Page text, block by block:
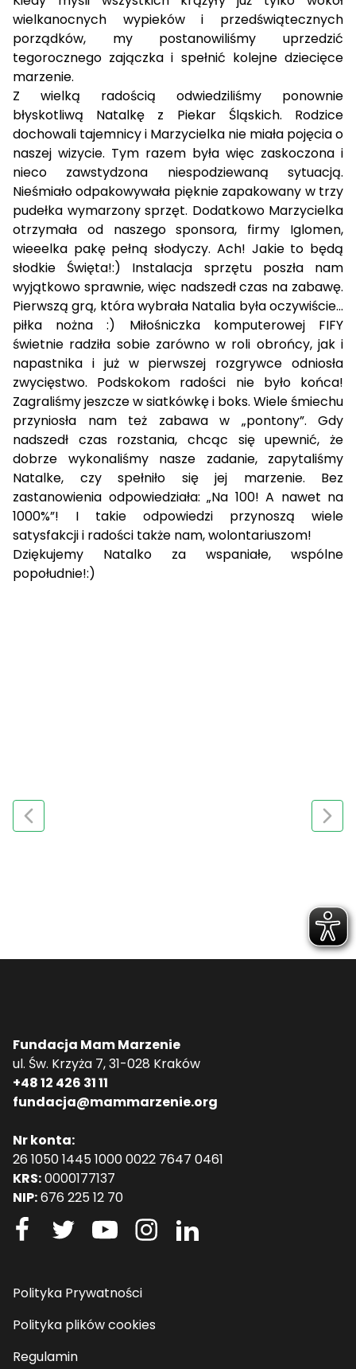
wielkanocnych wypieków i przedświątecznych
porządków, my postanowiliśmy uprzedzić
tegorocznego zajączka i spełnić kolejne dziecięce
marzenie.
Z wielką radością odwiedziliśmy ponownie
błyskotliwą Natalkę z Piekar Śląskich. Rodzice
dochowali tajemnicy i Marzycielka nie miała pojęcia o
naszej wizycie. Tym razem była więc zaskoczona i
nieco zawstydzona niespodziewaną sytuacją.
Nieśmiało odpakowywała pięknie zapakowany w trzy
pudełka wymarzony sprzęt. Dodatkowo Marzycielka
otrzymała od naszego sponsora, firmy Iglomen,
wieeelka pakę pełną słodyczy. Ach! Jakie to będą
słodkie Święta!:) Instalacja sprzętu poszła nam
wyjątkowo sprawnie, więc nadszedł czas na zabawę.
Pierwszą grą, która wybrała Natalia była oczywiście…
piłka nożna :) Miłośniczka komputerowej FIFY
świetnie radziła sobie zarówno w roli obrońcy, jak i
napastnika i już w pierwszej rozgrywce odniosła
zwycięstwo. Podskokom radości nie było końca!
Zagraliśmy jeszcze w siatkówkę i boks. Wiele śmiechu
przyniosła nam też zabawa w „pontony”. Gdy
nadszedł czas rozstania, chcąc się upewnić, że
dobrze wykonaliśmy nasze zadanie, zapytaliśmy
Natalke, czy spełniło się jej marzenie. Bez
zastanowienia odpowiedziała: „Na 100! A nawet na
1000%”! I takie odpowiedzi przynoszą wiele
satysfakcji i radości także nam, wolontariuszom!
Dziękujemy Natalko za wspaniałe, wspólne
popołudnie!:)
Fundacja Mam Marzenie
ul. Św. Krzyża 7, 31-028 Kraków
+48 12 426 31 11
fundacja@mammarzenie.org
Nr konta:
26 1050 1445 1000 0022 7647 0461
KRS:0000177137
NIP:676 225 12 70
Polityka Prywatności
Polityka plików cookies
Regulamin